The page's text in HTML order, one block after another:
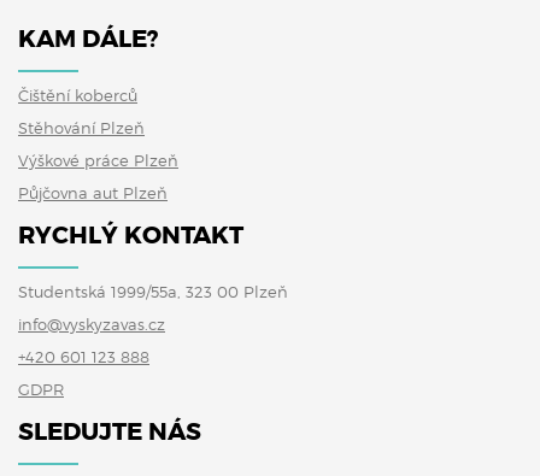
KAM DÁLE?
Čištění koberců
Stěhování Plzeň
Výškové práce Plzeň
Půjčovna aut Plzeň
RYCHLÝ KONTAKT
Studentská 1999/55a, 323 00 Plzeň
info@vyskyzavas.cz
+420 601 123 888
GDPR
SLEDUJTE NÁS